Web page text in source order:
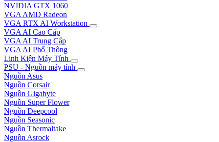
NVIDIA GTX 1060
VGA AMD Radeon
VGA RTX AI Workstation
VGA AI Cao Cấp
VGA AI Trung Cấp
VGA AI Phổ Thông
Linh Kiện Máy Tính
PSU - Nguồn máy tính
Nguồn Asus
Nguồn Corsair
Nguồn Gigabyte
Nguồn Super Flower
Nguồn Deepcool
Nguồn Seasonic
Nguồn Thermaltake
Nguồn Asrock